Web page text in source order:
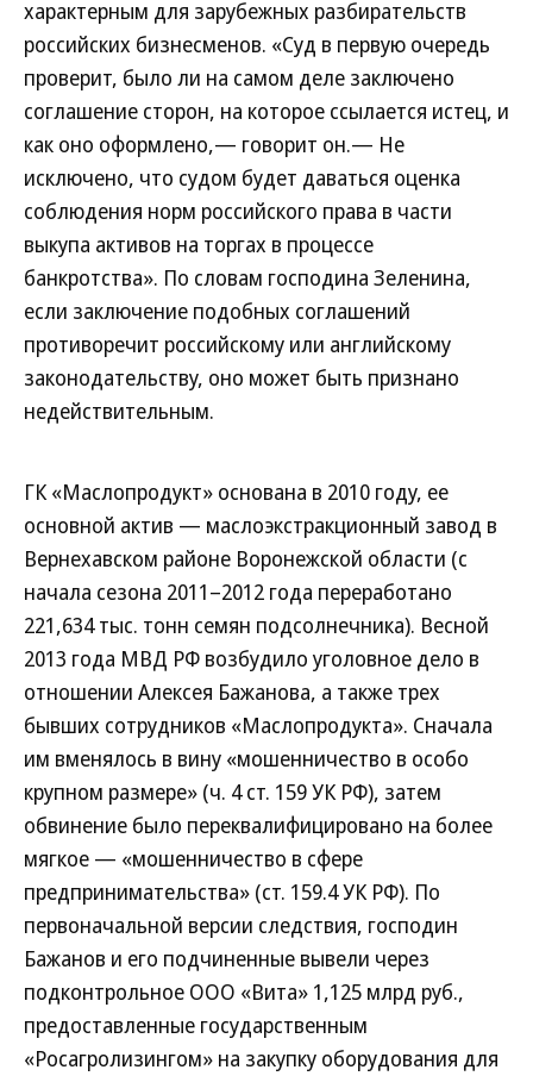
характерным для зарубежных разбирательств
российских бизнесменов. «Суд в первую очередь
проверит, было ли на самом деле заключено
соглашение сторон, на которое ссылается истец, и
как оно оформлено,— говорит он.— Не
исключено, что судом будет даваться оценка
соблюдения норм российского права в части
выкупа активов на торгах в процессе
банкротства». По словам господина Зеленина,
если заключение подобных соглашений
противоречит российскому или английскому
законодательству, оно может быть признано
недействительным.
ГК «Маслопродукт» основана в 2010 году, ее
основной актив — маслоэкстракционный завод в
Вернехавском районе Воронежской области (с
начала сезона 2011–2012 года переработано
221,634 тыс. тонн семян подсолнечника). Весной
2013 года МВД РФ возбудило уголовное дело в
отношении Алексея Бажанова, а также трех
бывших сотрудников «Маслопродукта». Сначала
им вменялось в вину «мошенничество в особо
крупном размере» (ч. 4 ст. 159 УК РФ), затем
обвинение было переквалифицировано на более
мягкое — «мошенничество в сфере
предпринимательства» (ст. 159.4 УК РФ). По
первоначальной версии следствия, господин
Бажанов и его подчиненные вывели через
подконтрольное ООО «Вита» 1,125 млрд руб.,
предоставленные государственным
«Росагролизингом» на закупку оборудования для